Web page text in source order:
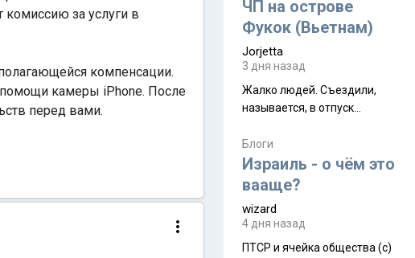
комиссию за услуги в
компенсации.
помощи камеры iPhone. После
перед вами.
ЧП на острове
Фукок (Вьетнам)
Jorjetta
3 дня назад
Жалко людей. Съездили,
называется, в отпуск...
Блоги
Израиль - о чём это
вааще?
wizard
4 дня назад
ПТСР и ячейка общества (с)